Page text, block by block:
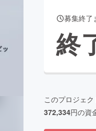
募集終了
終
このプロジェク
372,334円の資